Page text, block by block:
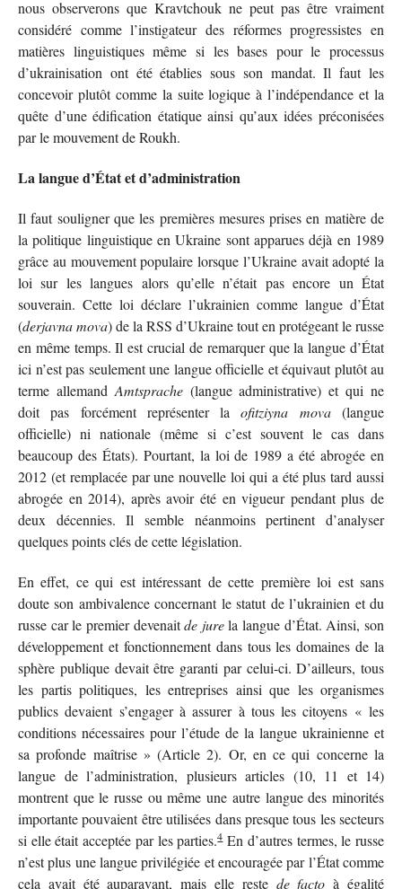
nous observerons que Kravtchouk ne peut pas être vraiment
considéré comme l’instigateur des réformes progressistes en
matières linguistiques même si les bases pour le processus
d’ukrainisation ont été établies sous son mandat. Il faut les
concevoir plutôt comme la suite logique à l’indépendance et la
quête d’une édification étatique ainsi qu’aux idées préconisées
par le mouvement de Roukh.
La langue d’État et d’administration
Il faut souligner que les premières mesures prises en matière de
la politique linguistique en Ukraine sont apparues déjà en 1989
grâce au mouvement populaire lorsque l’Ukraine avait adopté la
loi sur les langues alors qu’elle n’était pas encore un État
souverain. Cette loi déclare l’ukrainien comme langue d’État
(derjavna mova) de la RSS d’Ukraine tout en protégeant le russe
en même temps. Il est crucial de remarquer que la langue d’État
ici n’est pas seulement une langue officielle et équivaut plutôt au
terme allemand Amtsprache(langue administrative) et qui ne
doit pas forcément représenter laofitziyna mova(langue
officielle) ni nationale (même si c’est souvent le cas dans
beaucoup des États). Pourtant, la loi de 1989 a été abrogée en
2012 (et remplacée par une nouvelle loi qui a été plus tard aussi
abrogée en 2014), après avoir été en vigueur pendant plus de
deux décennies. Il semble néanmoins pertinent d’analyser
quelques points clés de cette législation.
En effet, ce qui est intéressant de cette première loi est sans
doute son ambivalence concernant le statut de l’ukrainien et du
russe car le premier devenaitde jurela langue d’État. Ainsi, son
développement et fonctionnement dans tous les domaines de la
sphère publique devait être garanti par celui-ci. D’ailleurs, tous
les partis politiques, les entreprises ainsi que les organismes
publics devaient s’engager à assurer à tous les citoyens « les
conditions nécessaires pour l’étude de la langue ukrainienne et
sa profonde maîtrise » (Article 2). Or, en ce qui concerne la
langue de l’administration, plusieurs articles (10, 11 et 14)
montrent que le russe ou même une autre langue des minorités
importante pouvaient être utilisées dans presque tous les secteurs
si elle était acceptée par les parties.4En d’autres termes, le russe
n’est plus une langue privilégiée et encouragée par l’État comme
cela avait été auparavant, mais elle reste de facto à égalité